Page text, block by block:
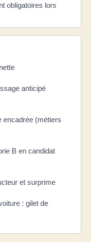
obligatoires lors
anticipé
encadrée (métiers
B en candidat
et surprime
: gilet de